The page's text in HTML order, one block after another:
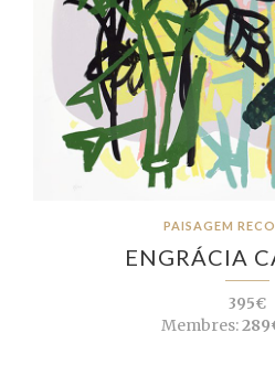
PAISAGEM
ENGRÁCIA
395€
Membres: